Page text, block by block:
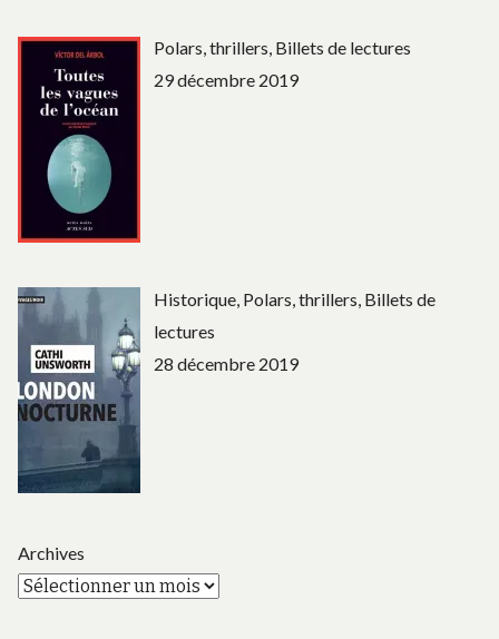
Polars, thrillers, Billets de lectures
29 décembre 2019
Historique, Polars, thrillers, Billets de
lectures
28 décembre 2019
Archives